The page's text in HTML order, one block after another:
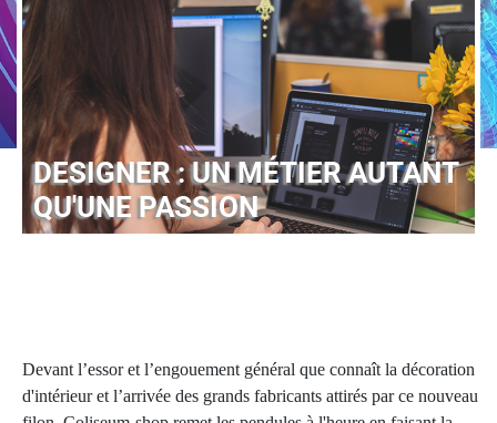
DESIGNER : UN MÉTIER AUTANT
QU'UNE PASSION
Devant l’essor et l’engouement général que connaît la décoration
d'intérieur et l’arrivée des grands fabricants attirés par ce nouveau